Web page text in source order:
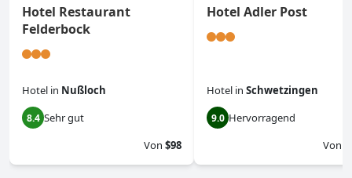
Hotel Restaurant
Felderbock
Hotel in Nußloch
8.4 Sehr gut
Von $98
Hotel Adler Post
Hotel in Schwetzingen
9.0 Hervorragend
Von